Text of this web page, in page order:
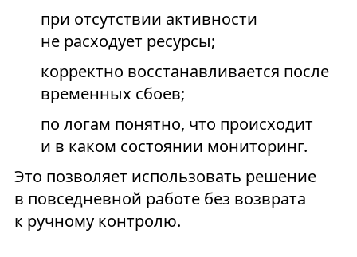
при отсутствии активности
не расходует ресурсы;
корректно восстанавливается после
временных сбоев;
по логам понятно, что происходит
и в каком состоянии мониторинг.
Это позволяет использовать решение
в повседневной работе без возврата
к ручному контролю.